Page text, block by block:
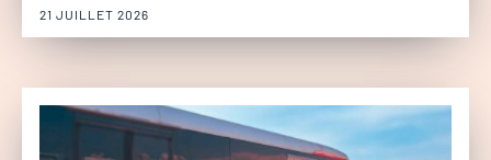
21 JUILLET 2026